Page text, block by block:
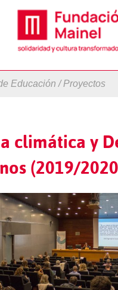
Educación / Proyectos
climática y
(2019/